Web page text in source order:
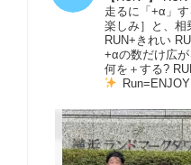
走るに「+α」
楽しみ］と、相
RUN+きれい
+αの数だけ広
何を＋する?